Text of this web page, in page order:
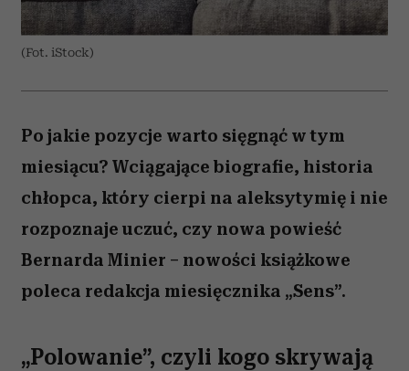
(Fot. iStock)
Po jakie pozycje warto sięgnąć w tym
miesiącu? Wciągające biografie, historia
chłopca, który cierpi na aleksytymię i nie
rozpoznaje uczuć, czy nowa powieść
Bernarda Minier – nowości książkowe
poleca redakcja miesięcznika „Sens”.
„Polowanie”, czyli kogo skrywają